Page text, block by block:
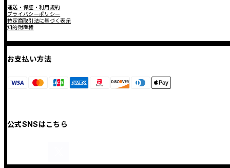
運送・保証・利用規約
プライバシーポリシー
特定商取引法に基づく表示
知的財産権
お支払い方法
公式SNSはこちら